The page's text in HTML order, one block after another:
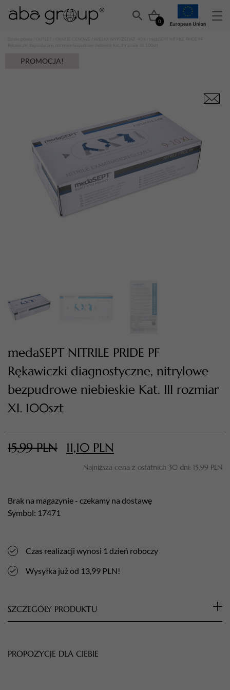
0
TWÓJ KOSZYK (0)
Suma koszyka (0)
OKAZJE CENOWE WIELKA WYPRZEDAŻ -90%
/ medaSEPT NITRILE PRIDE PF
Rękawiczki diagnostyczne, nitrylowe bezpudrowe niebieskie Kat. III rozmiar XL 100szt
PROMOCJA!
medaSEPT NITRILE PRIDE PF
Rękawiczki diagnostyczne, nitrylowe
bezpudrowe niebieskie Kat. III rozmiar
XL 100szt
15,99PLN 11,10 PLN
Najniższa cena z ostatnich 30 dni: 15,99 PLN
Brak na magazynie - czekamy na dostawę
Symbol: 17471
Czas realizacji wynosi 1 dzień roboczy
Wysyłka już od 13,99 PLN!
SZCZEGÓŁY PRODUKTU
uczulonych na lateks, mające powszechne zastosowanie w
PROPOZYCJE DLA CIEBIE